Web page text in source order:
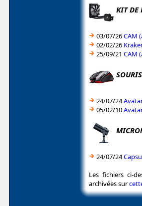
KIT DE
03/07/26CAM
02/02/26
25/09/21 CAM
SOURIS
24/07/24
05/02/10
24/07/24
Les fichiers ci-
archivées sur